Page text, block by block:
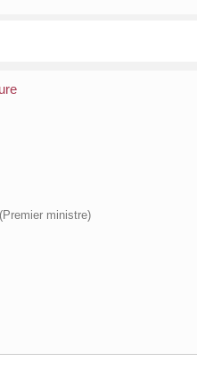
ministre)